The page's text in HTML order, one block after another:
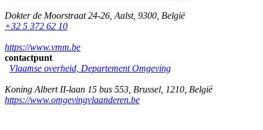
Dokter de Moorstraat 24-26 Aalst, 9300 België
+32 5 372 62 10
https://www.vmm.be
contactpunt
Vlaamse overheid, Departement Omgeving
Koning Albert II-laan 15 bus 553 Brussel 1210 België
https://www.omgevingvlaanderen.be